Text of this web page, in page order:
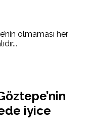
olmaması her
iyice